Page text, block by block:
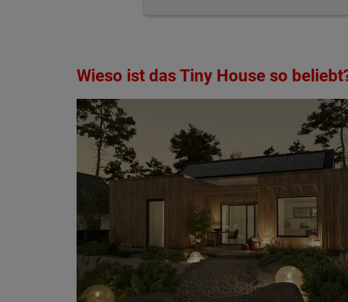
Wieso ist das Tiny House so
Wonach möchten Sie